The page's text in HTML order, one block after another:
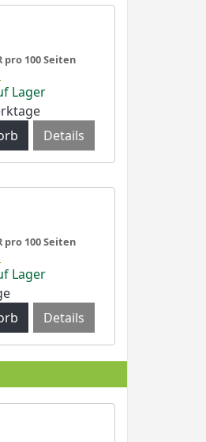
pro 100 Seiten
Lager
Details
pro 100 Seiten
Lager
Details